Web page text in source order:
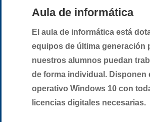
Aula de informática
El aula de informática está
equipos de última generación
nuestros alumnos puedan
de forma individual. Disponen
operativo Windows 10 con
licencias digitales necesarias.